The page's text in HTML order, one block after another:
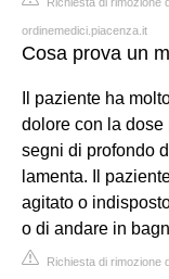
ordinemedici.piacenza.it
Cosa prova un
Il paziente ha
dolore con la dose
segni di profondo
lamenta. Il
agitato o
o di andare in
Richiesta di rimozione